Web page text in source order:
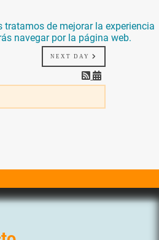
NEXT DAY
de mejorar la experiencia
navegar por la página web.